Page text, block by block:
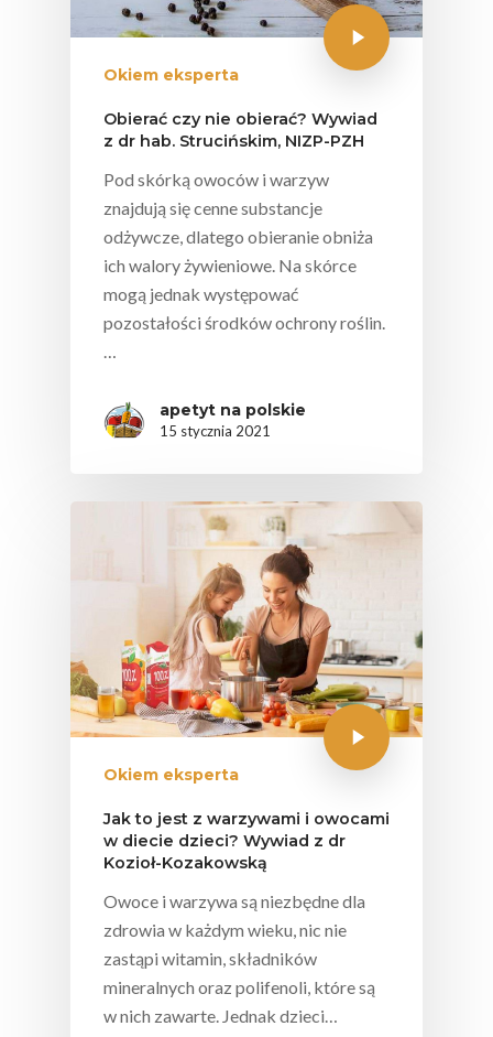
Okiem eksperta
Obierać czy nie obierać? Wywiad
z dr hab. Strucińskim, NIZP-PZH
Pod skórką owoców i warzyw
znajdują się cenne substancje
odżywcze, dlatego obieranie obniża
ich walory żywieniowe. Na skórce
mogą jednak występować
pozostałości środków ochrony roślin.
…
apetyt na polskie
15 stycznia 2021
Okiem eksperta
Jak to jest z warzywami i owocami
w diecie dzieci? Wywiad z dr
Kozioł-Kozakowską
Owoce i warzywa są niezbędne dla
zdrowia w każdym wieku, nic nie
zastąpi witamin, składników
mineralnych oraz polifenoli, które są
w nich zawarte. Jednak dzieci…